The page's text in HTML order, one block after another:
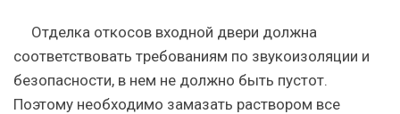
Отделка откосов входной двери должна
соответствовать требованиям по звукоизоляции и
безопасности, в нем не должно быть пустот.
Поэтому необходимо замазать раствором все